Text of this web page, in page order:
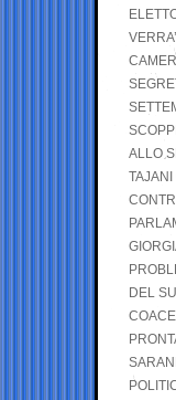
ALLO
TAJANI
DEL